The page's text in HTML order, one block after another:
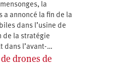
la
annoncé la fin de la
dans l’usine de
de la stratégie
dans l’avant-…
drones de